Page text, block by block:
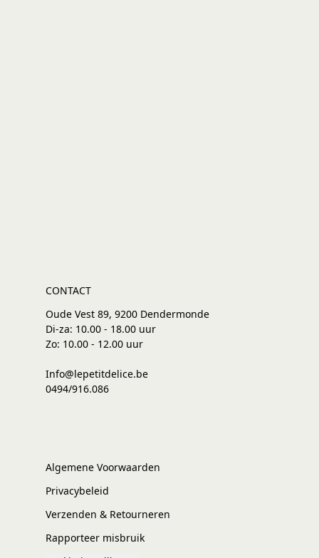
CONTACT
Oude Vest 89, 9200 Dendermonde
Di-za: 10.00 - 18.00 uur
Zo: 10.00 - 12.00 uur
Info@lepetitdelice.be
0494/916.086
Algemene Voorwaarden
Privacybeleid
Verzenden & Retourneren
Rapporteer misbruik